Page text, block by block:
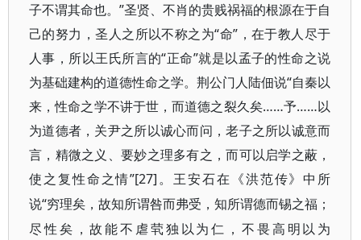
子不谓其命也。”圣贤、不肖的贵贱祸福的根源在于自
己的努力，圣人之所以不称之为“命”，在于教人尽于
人事，所以王氏所言的“正命”就是以孟子的性命之说
为基础建构的道德性命之学。荆公门人陆佃说“自秦以
来，性命之学不讲于世，而道德之裂久矣……予……以
为道德者，关尹之所以诚心而问，老子之所以诚意而
言，精微之义、要妙之理多有之，而可以启学之蔽，
使之复性命之情”[27] 。王安石在《洪范传》中所
说“穷理矣，故知所谓咎而弗受，知所谓德而锡之福；
尽性矣，故能不虐茕独以为仁，不畏高明以为